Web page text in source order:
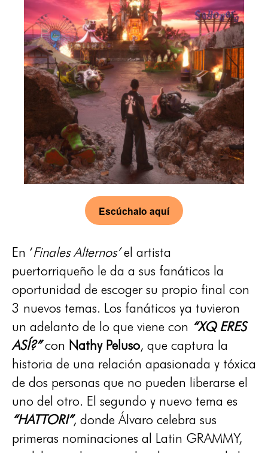
Escúchalo aquí
En ‘Finales Alternos’el artista
puertorriqueño le da a sus fanáticos la
oportunidad de escoger su propio final con
3 nuevos temas. Los fanáticos ya tuvieron
un adelanto de lo que viene con “XQ ERES
ASÍ?” con Nathy Peluso, que captura la
historia de una relación apasionada y tóxica
de dos personas que no pueden liberarse el
uno del otro. El segundo y nuevo tema es
“HATTORI”, donde Álvaro celebra sus
primeras nominaciones al Latin GRAMMY,